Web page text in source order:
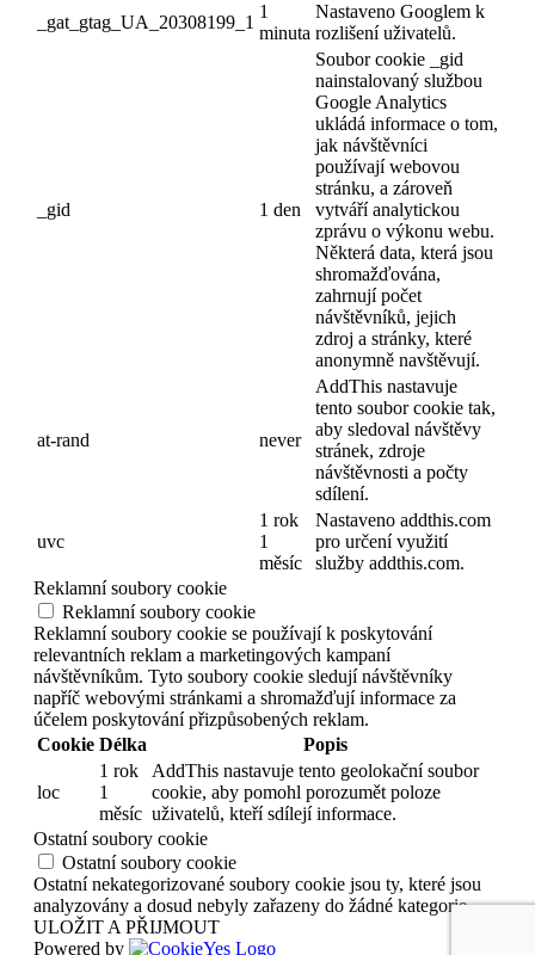
_gat_gtag_UA_20308199_1
1
minuta
Nastaveno Googlem k
rozlišení uživatelů.
_gid 1 den
Soubor cookie _gid
nainstalovaný službou
Google Analytics
ukládá informace o tom,
jak návštěvníci
používají webovou
stránku, a zároveň
vytváří analytickou
zprávu o výkonu webu.
Některá data, která jsou
shromažďována,
zahrnují počet
návštěvníků, jejich
zdroj a stránky, které
anonymně navštěvují.
at-rand never
AddThis nastavuje
tento soubor cookie tak,
aby sledoval návštěvy
stránek, zdroje
návštěvnosti a počty
sdílení.
uvc
1 rok
1
měsíc
Nastaveno addthis.com
pro určení využití
služby addthis.com.
Reklamní soubory cookie
Reklamní soubory cookie
Reklamní soubory cookie se používají k poskytování
relevantních reklam a marketingových kampaní
návštěvníkům. Tyto soubory cookie sledují návštěvníky
napříč webovými stránkami a shromažďují informace za
účelem poskytování přizpůsobených reklam.
Cookie Délka Popis
loc
1 rok
1
měsíc
AddThis nastavuje tento geolokační soubor
cookie, aby pomohl porozumět poloze
uživatelů, kteří sdílejí informace.
Ostatní soubory cookie
Ostatní soubory cookie
Ostatní nekategorizované soubory cookie jsou ty, které jsou
analyzovány a dosud nebyly zařazeny do žádné kategorie.
ULOŽIT A PŘIJMOUT
Powered by